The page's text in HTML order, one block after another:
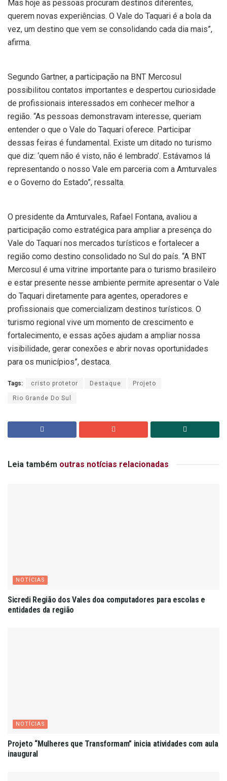
Mas hoje as pessoas procuram destinos diferentes,
querem novas experiências. O Vale do Taquari é a bola da
vez, um destino que vem se consolidando cada dia mais”,
afirma.
Segundo Gartner, a participação na BNT Mercosul
possibilitou contatos importantes e despertou curiosidade
de profissionais interessados em conhecer melhor a
região. “As pessoas demonstravam interesse, queriam
entender o que o Vale do Taquari oferece. Participar
dessas feiras é fundamental. Existe um ditado no turismo
que diz: ‘quem não é visto, não é lembrado’. Estávamos lá
representando o nosso Vale em parceria com a Amturvales
e o Governo do Estado”, ressalta.
O presidente da Amturvales, Rafael Fontana, avaliou a
participação como estratégica para ampliar a presença do
Vale do Taquari nos mercados turísticos e fortalecer a
região como destino consolidado no Sul do país. “A BNT
Mercosul é uma vitrine importante para o turismo brasileiro
e estar presente nesse ambiente permite apresentar o Vale
do Taquari diretamente para agentes, operadores e
profissionais que comercializam destinos turísticos. O
turismo regional vive um momento de crescimento e
fortalecimento, e essas ações ajudam a ampliar nossa
visibilidade, gerar conexões e abrir novas oportunidades
para os municípios”, destaca.
Tags: cristo protetor Destaque Projeto
Rio Grande Do Sul
Leia também outras notícias relacionadas
NOTÍCIAS
Sicredi Região dos Vales doa computadores para escolas e
entidades da região
NOTÍCIAS
Projeto “Mulheres que Transformam” inicia atividades com aula
inaugural